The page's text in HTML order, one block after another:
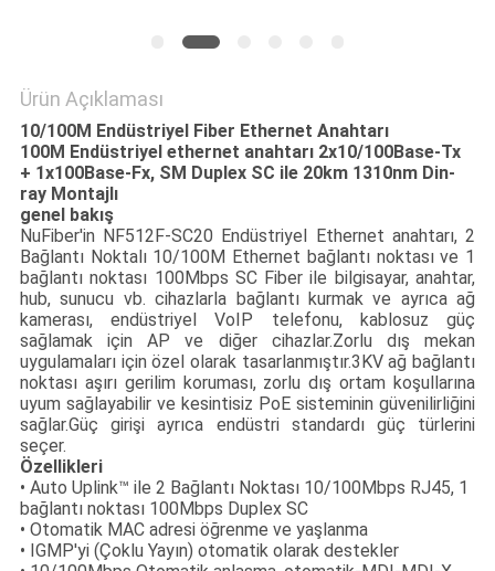
Ürün Açıklaması
10/100M Endüstriyel Fiber Ethernet Anahtarı
100M Endüstriyel ethernet anahtarı 2x10/100Base-Tx
+ 1x100Base-Fx, SM Duplex SC ile 20km 1310nm Din-
ray Montajlı
genel bakış
NuFiber'in NF512F-SC20 Endüstriyel Ethernet anahtarı, 2
Bağlantı Noktalı 10/100M Ethernet bağlantı noktası ve 1
bağlantı noktası 100Mbps SC Fiber ile bilgisayar, anahtar,
hub, sunucu vb. cihazlarla bağlantı kurmak ve ayrıca ağ
kamerası, endüstriyel VoIP telefonu, kablosuz güç
sağlamak için AP ve diğer cihazlar.Zorlu dış mekan
uygulamaları için özel olarak tasarlanmıştır.3KV ağ bağlantı
noktası aşırı gerilim koruması, zorlu dış ortam koşullarına
uyum sağlayabilir ve kesintisiz PoE sisteminin güvenilirliğini
sağlar.Güç girişi ayrıca endüstri standardı güç türlerini
seçer.
Özellikleri
• Auto Uplink™ ile 2 Bağlantı Noktası 10/100Mbps RJ45, 1
bağlantı noktası 100Mbps Duplex SC
• Otomatik MAC adresi öğrenme ve yaşlanma
• IGMP'yi (Çoklu Yayın) otomatik olarak destekler